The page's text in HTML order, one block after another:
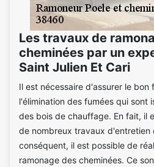
Les travaux de
cheminées par un
Saint Julien Et Cari
Il est nécessaire d'assurer le bon
l'élimination des fumées qui sont
des bois de chauffage. En fait, il
de nombreux travaux d'entretien
conséquent, il est possible de
ramonage des cheminées. Ce